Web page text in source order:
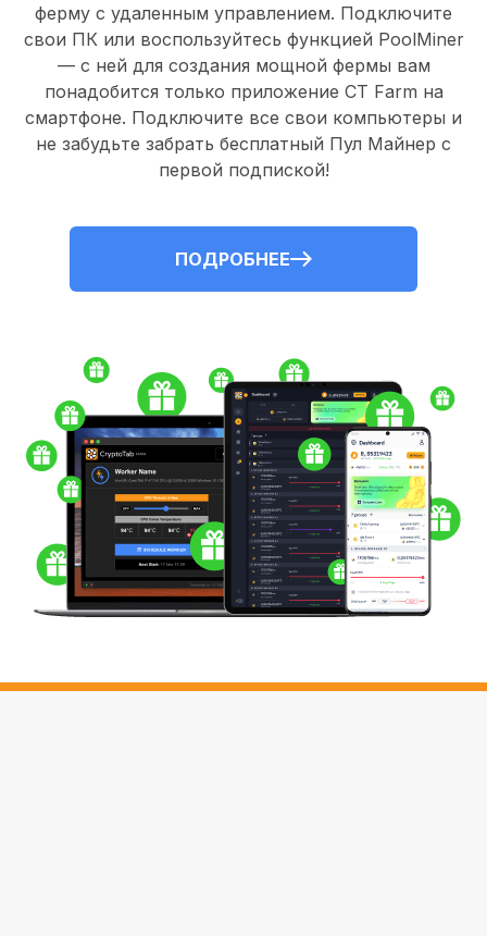
ферму с удаленным управлением. Подключите
свои ПКили воспользуйтесь функцией PoolMiner
— с ней для создания мощной фермы вам
понадобится только приложение CT Farm на
смартфоне. Подключите все свои компьютеры и
не забудьте забрать бесплатный Пул Майнер с
первой подпиской!
ПОДРОБНЕЕ